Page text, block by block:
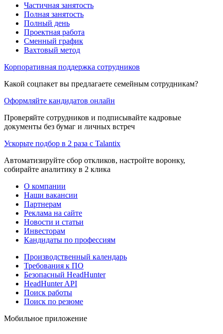
Частичная занятость
Полная занятость
Полный день
Проектная работа
Сменный график
Вахтовый метод
Корпоративная поддержка сотрудников
Какой соцпакет вы предлагаете семейным сотрудникам?
Оформляйте кандидатов онлайн
Проверяйте сотрудников и подписывайте кадровые
документы без бумаг и личных встреч
Ускорьте подбор в 2 раза с Talantix
Автоматизируйте сбор откликов, настройте воронку,
собирайте аналитику в 2 клика
О компании
Наши вакансии
Партнерам
Реклама на сайте
Новости и статьи
Инвесторам
Кандидаты по профессиям
Производственный календарь
Требования к ПО
Безопасный HeadHunter
HeadHunter API
Поиск работы
Поиск по резюме
Мобильное приложение